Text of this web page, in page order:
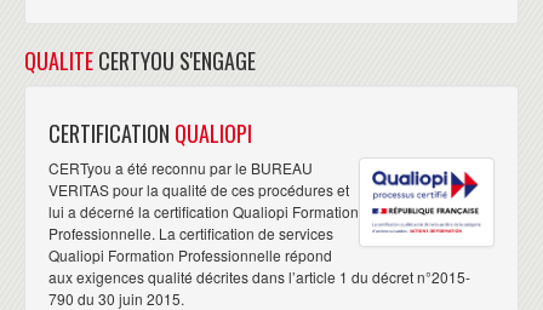
QUALITECERTYOU S'ENGAGE
CERTIFICATION QUALIOPI
CERTyou a été reconnu par le BUREAU
VERITAS pour la qualité de ces procédures et
lui a décerné la certification Qualiopi Formation
Professionnelle. La certification de services
Qualiopi Formation Professionnelle répond
aux exigences qualité décrites dans l’article 1 du décret n°2015-
790 du 30 juin 2015.